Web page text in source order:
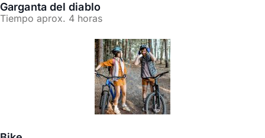
Garganta del diablo
Tiempo aprox. 4 horas